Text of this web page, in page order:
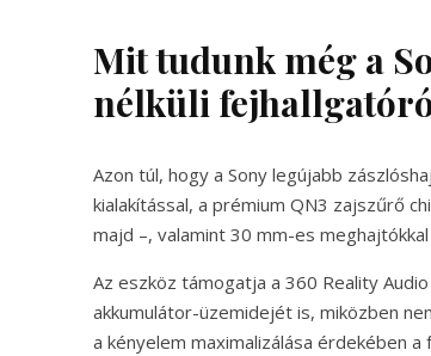
Mit tudunk még a
nélküli
Azon túl, hogy a Sony legújabb
kialakítással, a prémium QN3 zajszűrő
majd –, valamint 30 mm-es
Az eszköz támogatja a 360 Reality
akkumulátor-üzemidejét is, miközben
a kényelem maximalizálása érdekében